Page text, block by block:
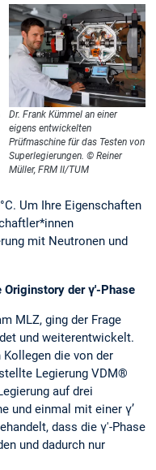
Dr. Frank Kümmel an einer
eigens entwickelten
Prüfmaschine für das Testen von
Superlegierungen. © Reiner
Müller, FRM II/TUM
Um Ihre Eigenschaften
mit Neutronen und
der γ'-Phase
MLZ, ging der Frage
und weiterentwickelt.
die von der
Legierung VDM®
auf drei
und einmal mit einer γ’
dass die γ'-Phase
und dadurch nur